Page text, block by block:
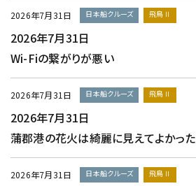
2026年7月31日 日本船クルーズ 飛鳥Ⅱ
2026年7月31日
Wi-Fiの繋がりが悪い
2026年7月31日 日本船クルーズ 飛鳥Ⅱ
2026年7月31日
蒲郡港の花火は綺麗に見えてよかった
2026年7月31日 日本船クルーズ 飛鳥Ⅱ